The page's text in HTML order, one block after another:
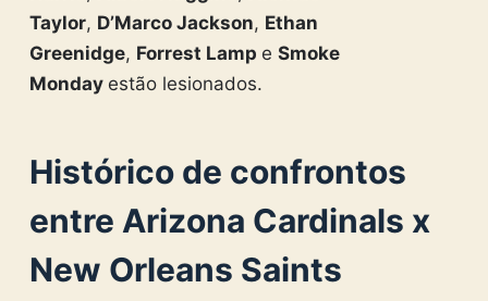
Taylor, D’Marco Jackson, Ethan
Greenidge, Forrest Lamp e Smoke
Monday estão lesionados.
Histórico de confrontos
entre Arizona Cardinals x
New Orleans Saints